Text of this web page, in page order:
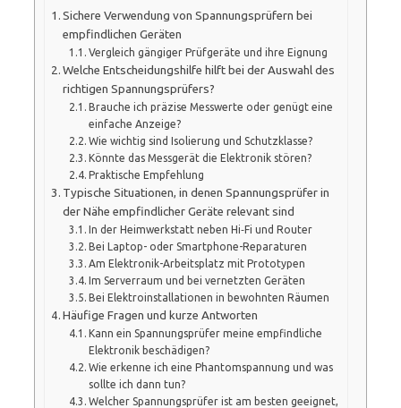
Sichere Verwendung von Spannungsprüfern bei
empfindlichen Geräten
Vergleich gängiger Prüfgeräte und ihre Eignung
Welche Entscheidungshilfe hilft bei der Auswahl des
richtigen Spannungsprüfers?
Brauche ich präzise Messwerte oder genügt eine
einfache Anzeige?
Wie wichtig sind Isolierung und Schutzklasse?
Könnte das Messgerät die Elektronik stören?
Praktische Empfehlung
Typische Situationen, in denen Spannungsprüfer in
der Nähe empfindlicher Geräte relevant sind
In der Heimwerkstatt neben Hi‑Fi und Router
Bei Laptop- oder Smartphone-Reparaturen
Am Elektronik-Arbeitsplatz mit Prototypen
Im Serverraum und bei vernetzten Geräten
Bei Elektroinstallationen in bewohnten Räumen
Häufige Fragen und kurze Antworten
Kann ein Spannungsprüfer meine empfindliche
Elektronik beschädigen?
Wie erkenne ich eine Phantomspannung und was
sollte ich dann tun?
Welcher Spannungsprüfer ist am besten geeignet,